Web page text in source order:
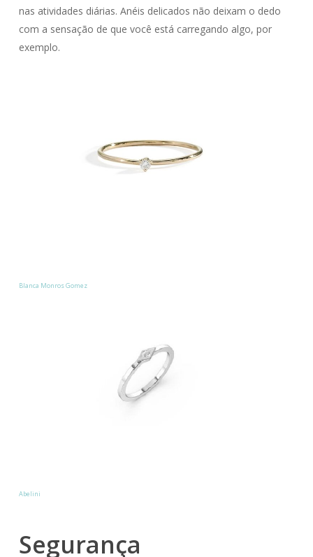
nas atividades diárias. Anéis delicados não deixam o dedo
com a sensação de que você está carregando algo, por
exemplo.
Blanca Monros Gomez
Abelini
Segurança